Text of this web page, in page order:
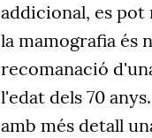
addicional, es pot
la mamografia és
recomanació
l'edat dels 70
amb més detall